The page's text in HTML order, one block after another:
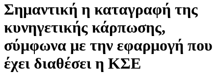
Σημαντική η καταγραφή της
κυνηγετικής κάρπωσης,
σύμφωνα με την εφαρμογή που
έχει διαθέσει η ΚΣΕ